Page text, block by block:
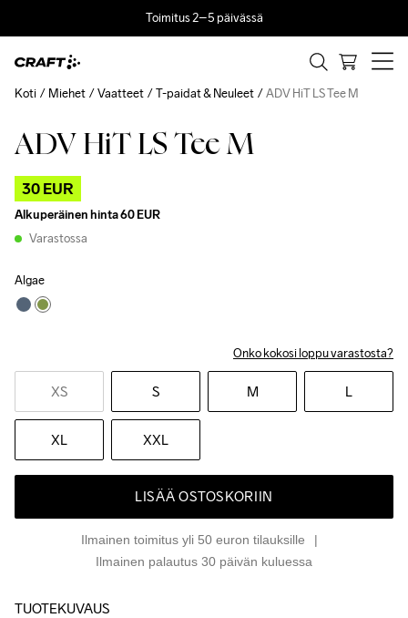
Toimitus 2–5 päivässä
ADV HiT LS Tee M
30 EUR
Alkuperäinen hinta60 EUR
Varastossa
Algae
Onko kokosi loppu varastosta?
XS S M L
XL XXL
LISÄÄ OSTOSKORIIN
Ilmainen toimitus yli 50 euron tilauksille
Ilmainen palautus 30 päivän kuluessa
Koti Miehet Vaatteet T-paidat & Neuleet ADV HiT LS Tee M
Outlet
TUOTEKUVAUS